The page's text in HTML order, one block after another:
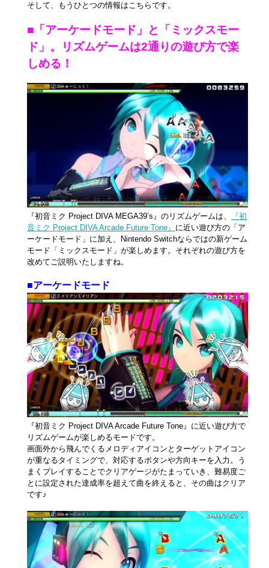
そして、もうひとつの情報はこちらです。
■「アーケードモード」と「ミックスモー
ド」。リズムゲームは2通りの遊び方で楽
しめる！
『初音ミク Project DIVA MEGA39’s』のリズムゲームは、
『初
音ミク Project DIVA Arcade Future Tone』 に近い遊び方の「ア
ーケードモード」に加え、Nintendo Switchならではの新ゲーム
モード「ミックスモード」が楽しめます。それぞれの遊び方を
改めてご説明いたしますね。
■アーケードモード
『初音ミク Project DIVA Arcade Future Tone』に近い遊び方で
リズムゲームが楽しめるモードです。
画面外から飛んでくるメロディアイコンとターゲットアイコン
が重なるタイミングで、対応するボタンや方向キーを入力。う
まくプレイすることでクリアゲージがたまっていき、難易度ご
とに設定された達成率を超えて曲を終えると、その曲はクリア
です♪